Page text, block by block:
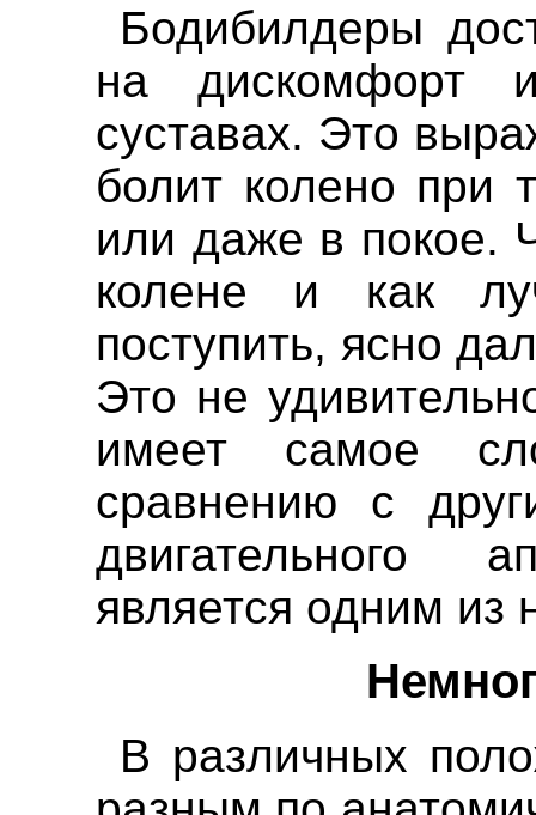
Бодибилдеры
на дискомфорт
суставах. Это
болит колено при
или даже в покое.
колене и как
поступить, ясно
Это не
имеет самое
сравнению с
двигательного
является одним из
В различных